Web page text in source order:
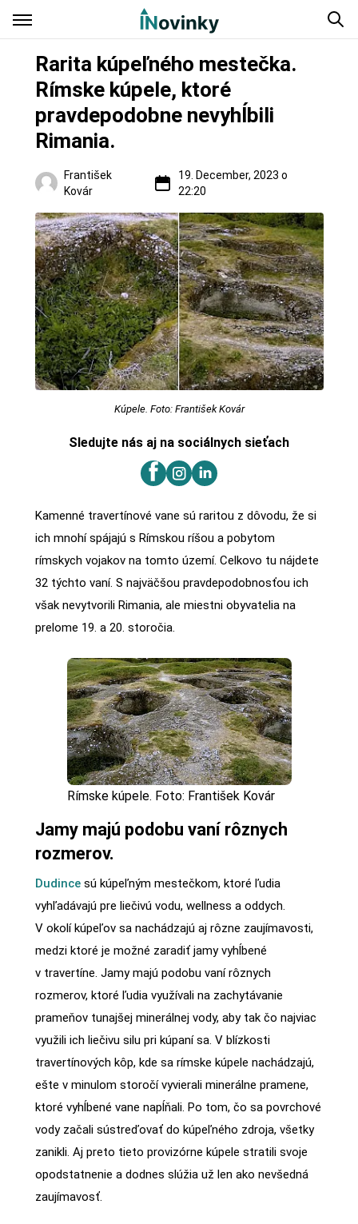
Rarita kúpeľného mestečka.
Rímske kúpele, ktoré
pravdepodobne nevyhĺbili
Rimania.
František
Kovár
19. December, 2023 o
22:20
Regióny
Kúpele. Foto: František Kovár
Sledujte nás aj na sociálnych sieťach
Kamenné travertínové vane sú raritou z dôvodu, že si
ich mnohí spájajú s Rímskou ríšou a pobytom
rímskych vojakov na tomto území. Celkovo tu nájdete
32 týchto vaní. S najväčšou pravdepodobnosťou ich
však nevytvorili Rimania, ale miestni obyvatelia na
prelome 19. a 20. storočia.
Rímske kúpele. Foto: František Kovár
Jamy majú podobu vaní rôznych
rozmerov.
Dudincesú kúpeľným mestečkom, ktoré ľudia
vyhľadávajú pre liečivú vodu, wellness a oddych.
V okolí kúpeľov sa nachádzajú aj rôzne zaujímavosti,
medzi ktoré je možné zaradiť jamy vyhĺbené
v travertíne. Jamy majú podobu vaní rôznych
rozmerov, ktoré ľudia využívali na zachytávanie
prameňov tunajšej minerálnej vody, aby tak čo najviac
využili ich liečivu silu pri kúpaní sa. V blízkosti
travertínových kôp, kde sa rímske kúpele nachádzajú,
ešte v minulom storočí vyvierali minerálne pramene,
ktoré vyhĺbené vane napĺňali. Po tom, čo sa povrchové
vody začali sústreďovať do kúpeľného zdroja, všetky
zanikli. Aj preto tieto provizórne kúpele stratili svoje
opodstatnenie a dodnes slúžia už len ako nevšedná
zaujímavosť.